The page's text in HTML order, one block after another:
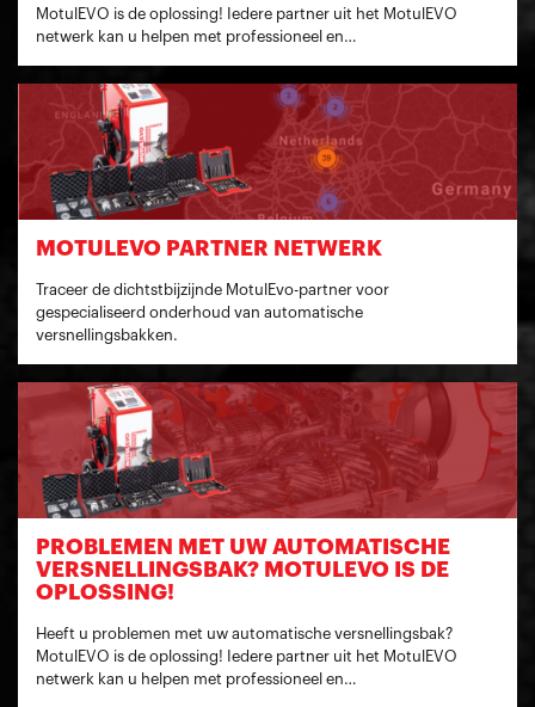
MotulEVO is de oplossing! Iedere partner uit het MotulEVO
netwerk kan u helpen met professioneel en…
MOTULEVO PARTNER NETWERK
Traceer de dichtstbijzijnde MotulEvo-partner voor
gespecialiseerd onderhoud van automatische
versnellingsbakken.
PROBLEMEN MET UW AUTOMATISCHE
VERSNELLINGSBAK? MOTULEVO IS DE
OPLOSSING!
Heeft u problemen met uw automatische versnellingsbak?
MotulEVO is de oplossing! Iedere partner uit het MotulEVO
netwerk kan u helpen met professioneel en…